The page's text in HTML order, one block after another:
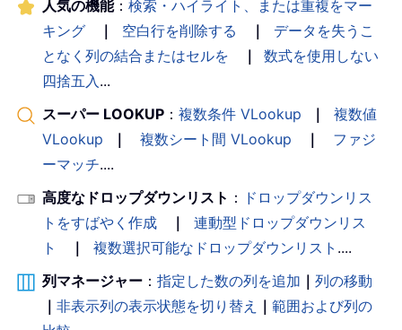
人気の機能： 検索・ハイライト、または重複をマー
キング
｜ 空白行を削除する ｜
データを失うこ
となく列の結合またはセルを
｜
数式を使用しない
四捨五入...
スーパー LOOKUP ： 複数条件 VLookup ｜
複数値
VLookup
｜ 複数シート間 VLookup ｜
ファジ
ーマッチ....
高度なドロップダウンリスト ： ドロップダウンリス
トをすばやく作成
｜
連動型ドロップダウンリス
ト
｜ 複数選択可能なドロップダウンリスト ....
列マネージャー ： 指定した数の列を追加 ｜ 列の移動
｜ 非表示列の表示状態を切り替え ｜ 範囲および列の